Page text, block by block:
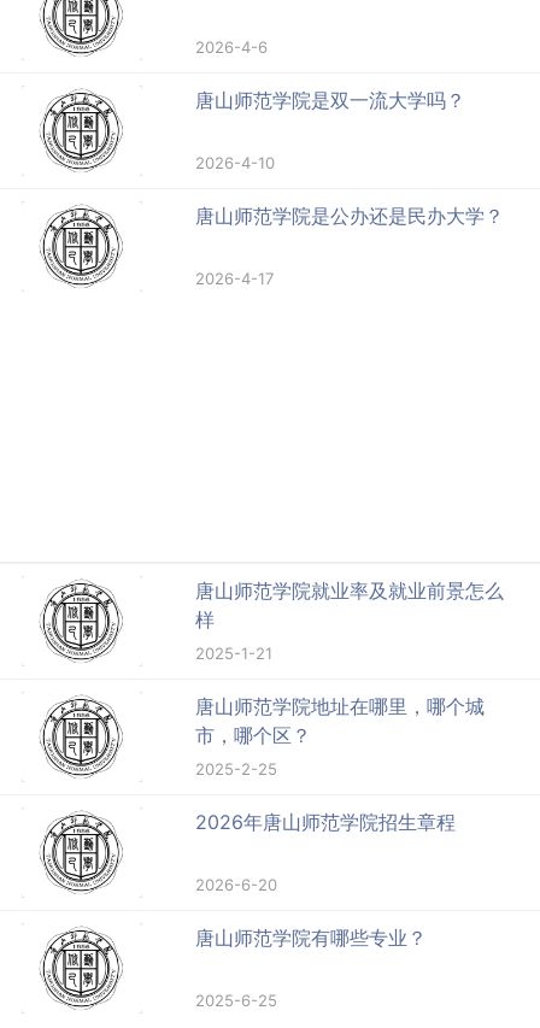
2026-4-6
唐山师范学院是双一流大学吗？
2026-4-10
唐山师范学院是公办还是民办大学？
2026-4-17
唐山师范学院就业率及就业前景怎么
样
2025-1-21
唐山师范学院地址在哪里，哪个城
市，哪个区？
2025-2-25
2026年唐山师范学院招生章程
2026-6-20
唐山师范学院有哪些专业？
2025-6-25